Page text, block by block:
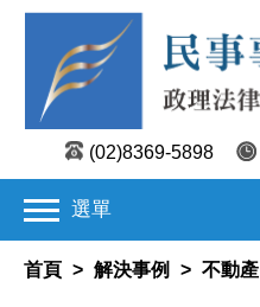
(02)8369-5898
選單
首頁 > 解決事例 > 不動產